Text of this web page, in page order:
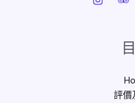
評價